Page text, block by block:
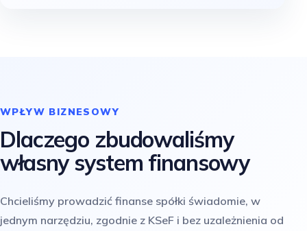
WPŁYW BIZNESOWY
Dlaczego zbudowaliśmy
własny system finansowy
Chcieliśmy prowadzić finanse spółki świadomie, w
jednym narzędziu, zgodnie z KSeF i bez uzależnienia od